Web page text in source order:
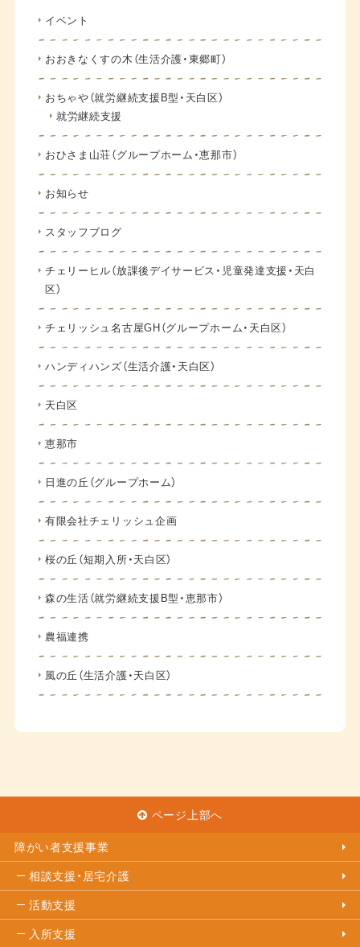
イベント
おおきなくすの木（生活介護・東郷町）
おちゃや（就労継続支援B型・天白区）
就労継続支援
おひさま山荘（グループホーム・恵那市）
お知らせ
スタッフブログ
チェリーヒル（放課後デイサービス・児童発達支援・天白
区）
チェリッシュ名古屋GH（グループホーム・天白区）
ハンディハンズ（生活介護・天白区）
天白区
恵那市
日進の丘（グループホーム）
有限会社チェリッシュ企画
桜の丘（短期入所・天白区）
森の生活（就労継続支援B型・恵那市）
農福連携
風の丘（生活介護・天白区）
ページ上部へ
障がい者支援事業
相談支援・居宅介護
活動支援
入所支援